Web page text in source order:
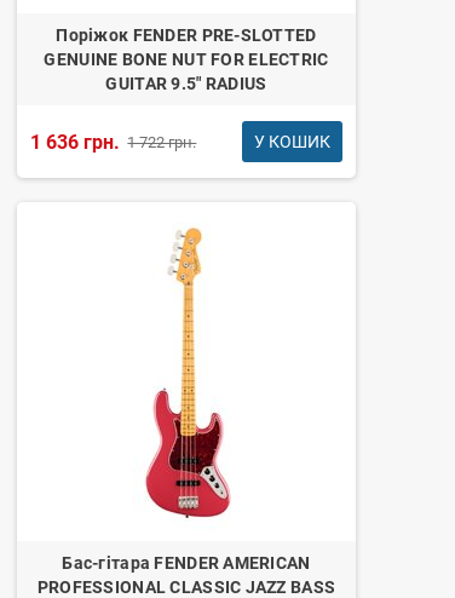
Поріжок FENDER PRE-SLOTTED
GENUINE BONE NUT FOR ELECTRIC
GUITAR 9.5" RADIUS
1 636 грн. 1 722 грн. У КОШИК
Бас-гітара FENDER AMERICAN
PROFESSIONAL CLASSIC JAZZ BASS